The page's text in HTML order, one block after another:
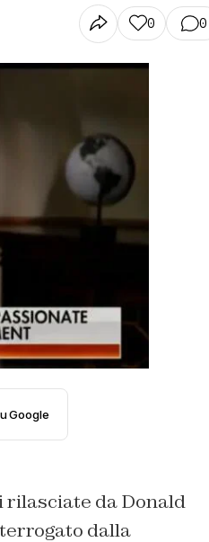
0 0
Google
da Donald
dalla